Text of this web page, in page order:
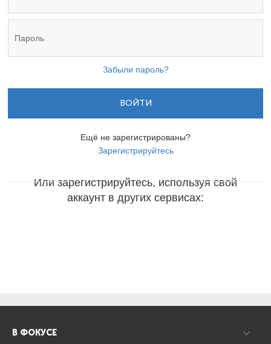
Забыли пароль?
ВОЙТИ
Ещё не зарегистрированы?
Зарегистрируйтесь
Или зарегистрируйтесь, используя свой
аккаунт в других сервисах:
В ФОКУСЕ